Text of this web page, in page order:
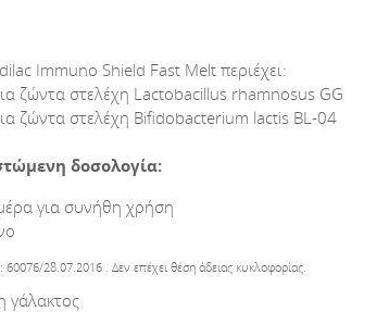
Immuno Shield Fast Melt περιέχει:
ζώντα στελέχη Lactobacillus rhamnosus GG
ζώντα στελέχη Bifidobacterium lactis BL-04
δοσολογία:
για συνήθη χρήση
28.07.2016 . Δεν επέχει θέση άδειας κυκλοφορίας.
γάλακτος